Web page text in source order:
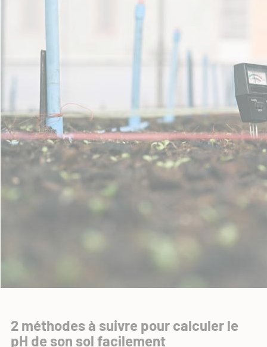
2 méthodes à suivre pour calculer le
pH de son sol facilement